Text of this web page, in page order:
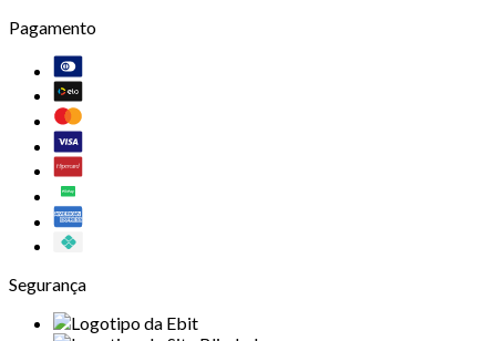
Pagamento
Segurança